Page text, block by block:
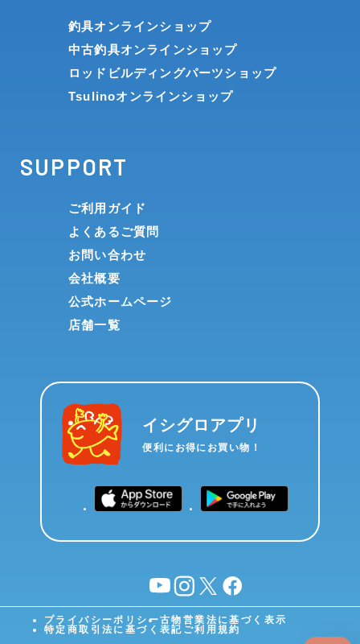
釣具オンラインショップ
中古釣具オンラインショップ
ロッドビルディングパーツショップ
Tsulinoオンラインショップ
SUPPORT
ご利用ガイド
よくあるご質問
お問い合わせ
会社概要
公式ホームページ
店舗一覧
イシグロアプリ
便利にお得にお買い物！
YouTubeinstagram
X facebook
プライバシーポリシー古物営業法に基づく表示
特定商取引法に基づく表記 ご利用規約